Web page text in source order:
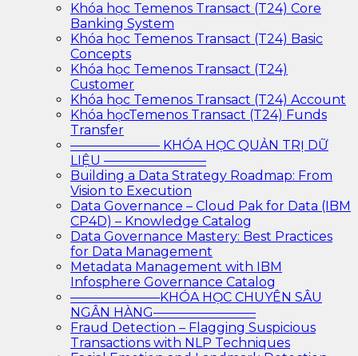
Khóa học Temenos Transact (T24) Core
Banking System
Khóa học Temenos Transact (T24) Basic
Concepts
Khóa học Temenos Transact (T24)
Customer
Khóa học Temenos Transact (T24) Account
Khóa họcTemenos Transact (T24) Funds
Transfer
——————— KHÓA HỌC QUẢN TRỊ DỮ
LIỆU ————————
Building a Data Strategy Roadmap: From
Vision to Execution
Data Governance – Cloud Pak for Data (IBM
CP4D) – Knowledge Catalog
Data Governance Mastery: Best Practices
for Data Management
Metadata Management with IBM
Infosphere Governance Catalog
———————KHÓA HỌC CHUYÊN SÂU
NGÂN HÀNG————————
Fraud Detection – Flagging Suspicious
Transactions with NLP Techniques